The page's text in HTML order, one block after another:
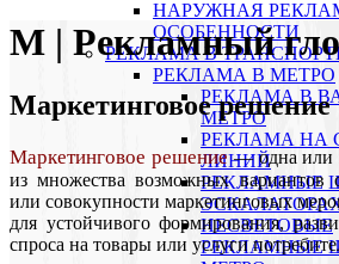
НАРУЖНАЯ
ОСОБЕННОСТИ
РЕКЛАМА В
РЕКЛАМА В МЕТРО
РЕКЛАМА В
МЕТРО
РЕКЛАМА НА
ЛИНИЙ
РЕКЛАМНЫЕ
НЕСВЕТОВЫЕ
РЕКЛАМНЫЕ
М | Рекламный
Маркетинговое решение
Маркетинговое решение— одна или
из множества возможных вариантов
или совокупности маркетинговых
для устойчивого формирования,
спроса на товары или услуги